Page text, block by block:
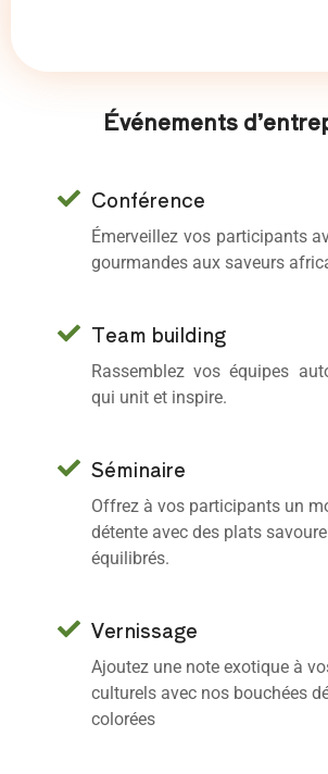
Événements
Conférence
Émerveillez vos participants
gourmandes aux saveurs
Team building
Rassemblez vos équipes
qui unit et inspire.
Séminaire
Offrez à vos participants un
détente avec des plats
équilibrés.
Vernissage
Ajoutez une note exotique à
culturels avec nos bouchées
colorées